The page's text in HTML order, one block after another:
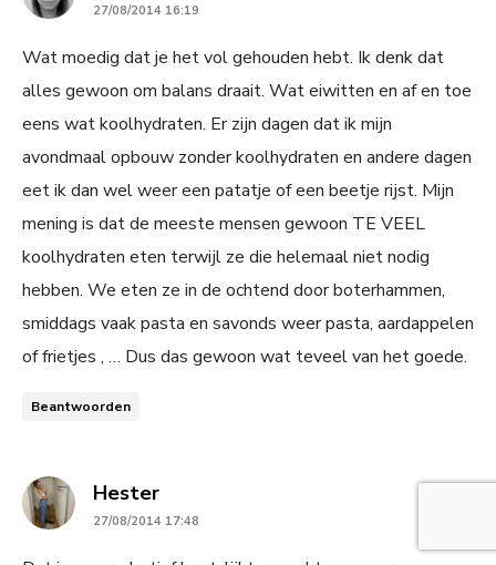
27/08/2014 16:19
Wat moedig dat je het vol gehouden hebt. Ik denk dat
alles gewoon om balans draait. Wat eiwitten en af en toe
eens wat koolhydraten. Er zijn dagen dat ik mijn
avondmaal opbouw zonder koolhydraten en andere dagen
eet ik dan wel weer een patatje of een beetje rijst. Mijn
mening is dat de meeste mensen gewoon TE VEEL
koolhydraten eten terwijl ze die helemaal niet nodig
hebben. We eten ze in de ochtend door boterhammen,
smiddags vaak pasta en savonds weer pasta, aardappelen
of frietjes , … Dus das gewoon wat teveel van het goede.
Beantwoorden
Hestersays:
27/08/2014 17:48